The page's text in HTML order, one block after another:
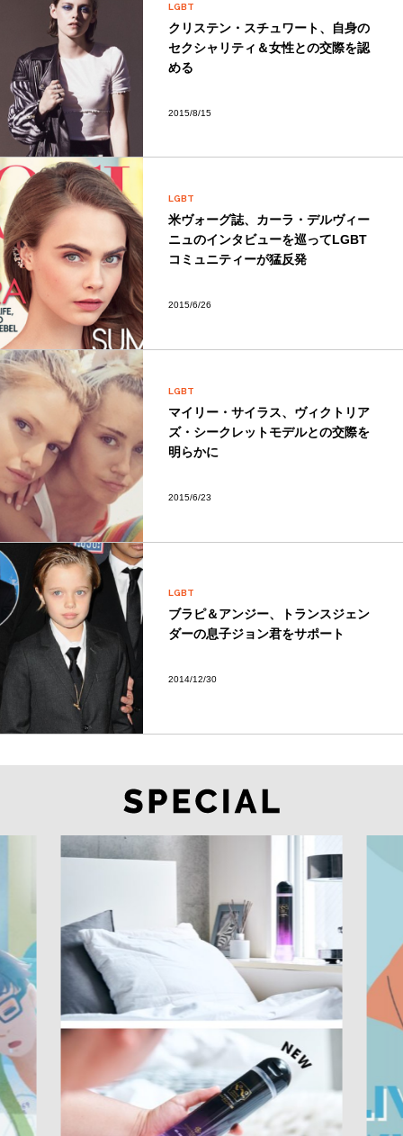
LGBT
クリステン・スチュワート、自身の
セクシャリティ＆女性との交際を認
める
2015/8/15
LGBT
米ヴォーグ誌、カーラ・デルヴィー
ニュのインタビューを巡ってLGBT
コミュニティーが猛反発
2015/6/26
LGBT
マイリー・サイラス、ヴィクトリア
ズ・シークレットモデルとの交際を
明らかに
2015/6/23
LGBT
ブラピ＆アンジー、トランスジェン
ダーの息子ジョン君をサポート
2014/12/30